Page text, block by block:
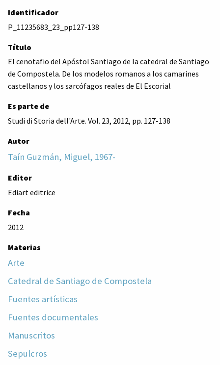
Identificador
P_11235683_23_pp127-138
Título
El cenotafio del Apóstol Santiago de la catedral de Santiago
de Compostela. De los modelos romanos a los camarines
castellanos y los sarcófagos reales de El Escorial
Es parte de
Studi di Storia dell'Arte. Vol. 23, 2012, pp. 127-138
Autor
Taín Guzmán, Miguel, 1967-
Editor
Ediart editrice
Fecha
2012
Materias
Arte
Catedral de Santiago de Compostela
Fuentes artísticas
Fuentes documentales
Manuscritos
Sepulcros